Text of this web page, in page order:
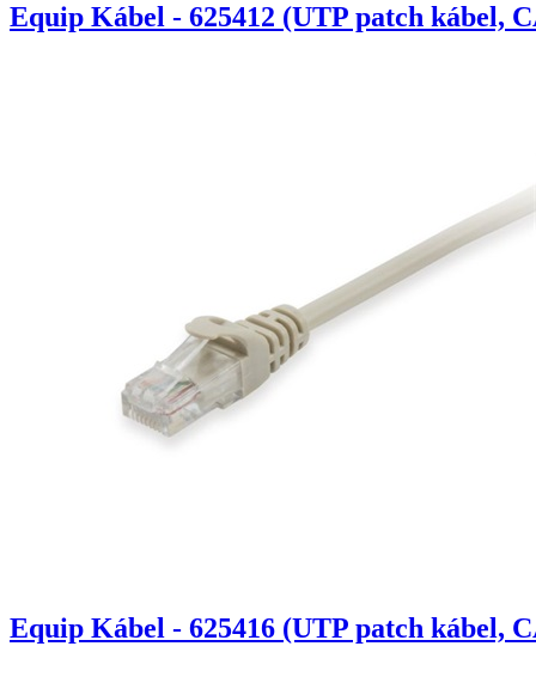
Equip Kábel - 625412 (UTP patch kábel,
Equip Kábel - 625416 (UTP patch kábel,